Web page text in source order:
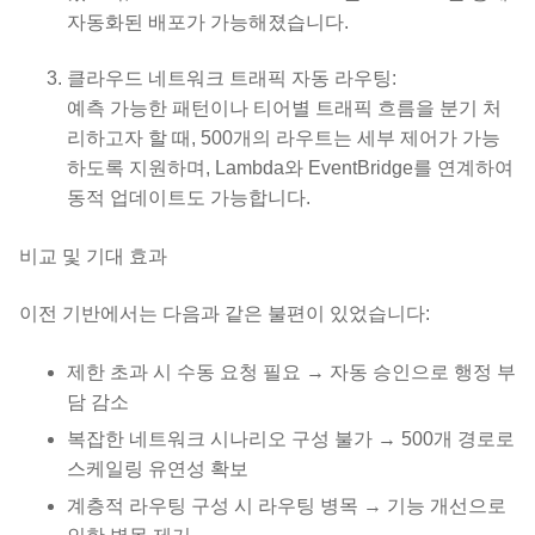
자동화된 배포가 가능해졌습니다.
클라우드 네트워크 트래픽 자동 라우팅:
예측 가능한 패턴이나 티어별 트래픽 흐름을 분기 처
리하고자 할 때, 500개의 라우트는 세부 제어가 가능
하도록 지원하며, Lambda와 EventBridge를 연계하여
동적 업데이트도 가능합니다.
비교 및 기대 효과
이전 기반에서는 다음과 같은 불편이 있었습니다:
제한 초과 시 수동 요청 필요 → 자동 승인으로 행정 부
담 감소
복잡한 네트워크 시나리오 구성 불가 → 500개 경로로
스케일링 유연성 확보
계층적 라우팅 구성 시 라우팅 병목 → 기능 개선으로